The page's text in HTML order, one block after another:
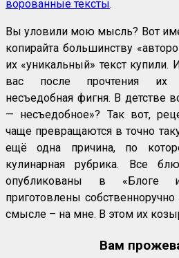
ворованные тексты.
Вы уловили мою мысль? Вот
копирайта большинству
их «уникальный» текст купили.
вас после прочтения их
несъедобная фигня. В детстве
— несъедобное»? Так вот,
чаще превращаются в точно
ещё одна причина, по
кулинарная рубрика. Все
опубликованы в «Блоге
приготовлены
смысле – на мне. В этом их
Вам